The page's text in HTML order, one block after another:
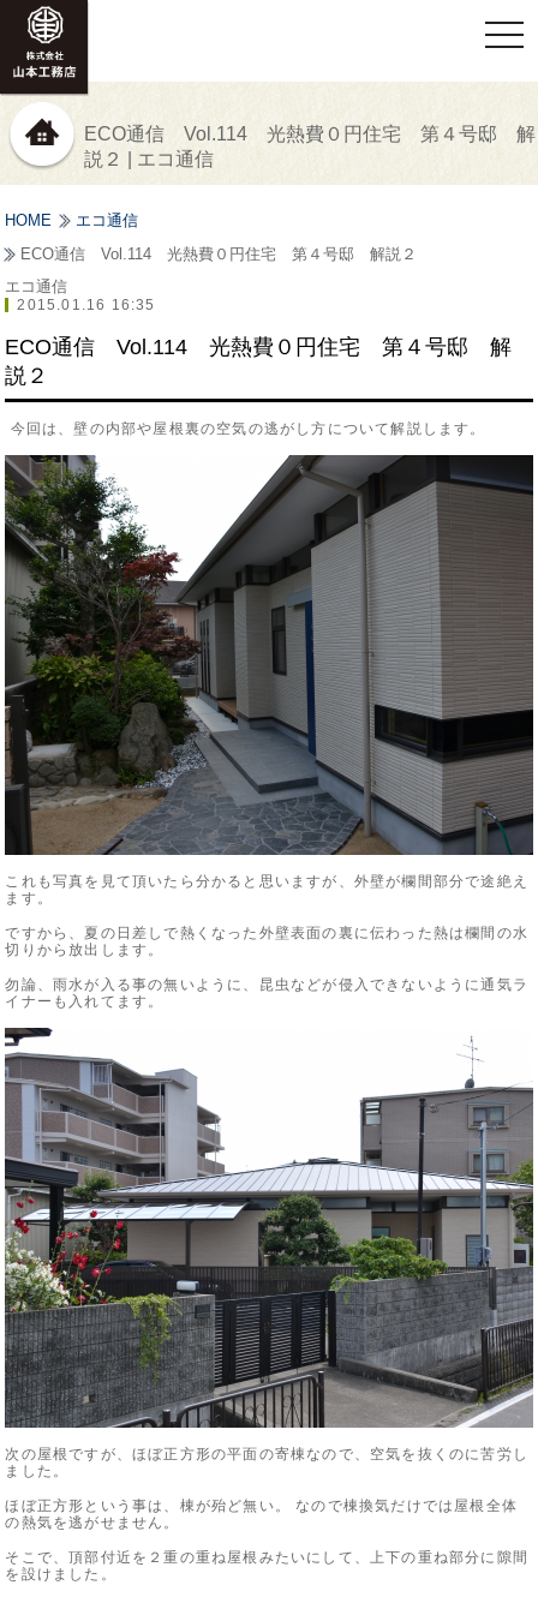
ECO通信 Vol.114 光熱費０円住宅 第４号邸 解
説２ | エコ通信
HOME
エコ通信
ECO通信 Vol.114 光熱費０円住宅 第４号邸 解説２
エコ通信
2015.01.16 16:35
ECO通信 Vol.114 光熱費０円住宅 第４号邸 解
説２
今回は、壁の内部や屋根裏の空気の逃がし方について解説します。
これも写真を見て頂いたら分かると思いますが、外壁が欄間部分で途絶え
ます。
ですから、夏の日差しで熱くなった外壁表面の裏に伝わった熱は欄間の水
切りから放出します。
勿論、雨水が入る事の無いように、昆虫などが侵入できないように通気ラ
イナーも入れてます。
次の屋根ですが、ほぼ正方形の平面の寄棟なので、空気を抜くのに苦労し
ました。
ほぼ正方形という事は、棟が殆ど無い。 なので棟換気だけでは屋根全体
の熱気を逃がせません。
そこで、頂部付近を２重の重ね屋根みたいにして、上下の重ね部分に隙間
を設けました。